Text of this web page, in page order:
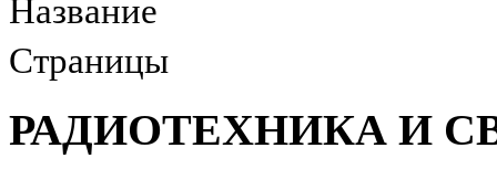
Название
Страницы
РАДИОТЕХНИКА И